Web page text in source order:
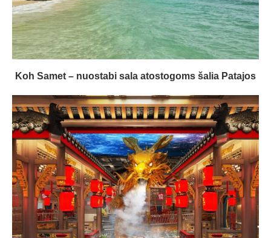
Koh Samet – nuostabi sala atostogoms šalia Patajos